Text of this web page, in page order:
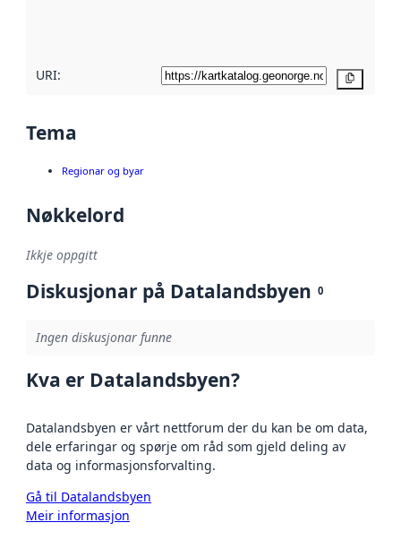
URI:
Tema
Regionar og byar
Nøkkelord
Ikkje oppgitt
Diskusjonar på Datalandsbyen 0
Ingen diskusjonar funne
Kva er Datalandsbyen?
Datalandsbyen er vårt nettforum der du kan be om data,
dele erfaringar og spørje om råd som gjeld deling av
data og informasjonsforvalting.
Gå til Datalandsbyen
Meir informasjon